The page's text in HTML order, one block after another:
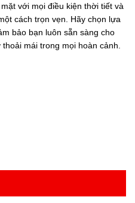
với mọi điều kiện thời tiết và
cách trọn vẹn. Hãy chọn lựa
bảo bạn luôn sẵn sàng cho
mái trong mọi hoàn cảnh.